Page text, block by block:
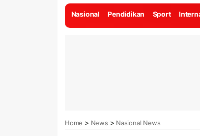
Nasional Pendidikan Sport
Home > News > Nasional News